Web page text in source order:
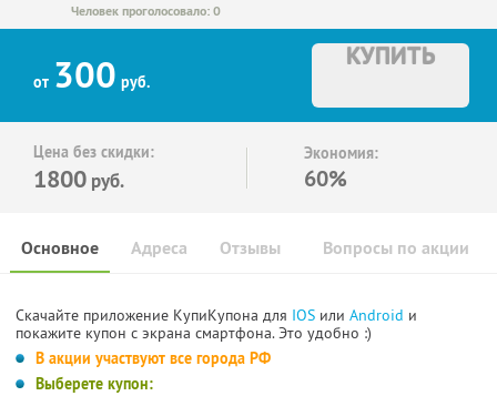
Человек проголосовало: 0
от 300 руб.
КУПИТЬ
Цена без скидки:
1800 руб.
Экономия:
60%
Основное Отзывы Вопросы по акции
Адреса
Скачайте приложение КупиКупона для IOS или Android и
покажите купон с экрана смартфона. Это удобно :)
В акции участвуют все города РФ
Выберете купон: